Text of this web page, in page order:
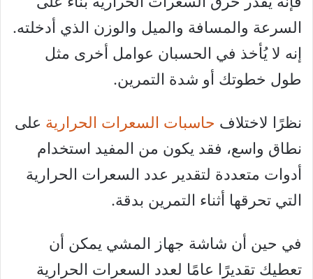
السرعة والمسافة والميل والوزن الذي أدخلته.
إنه لا يُأخذ في الحسبان عوامل أخرى مثل
طول خطوتك أو شدة التمرين.
نظرًا لاختلاف حاسبات السعرات الحرارية على
نطاق واسع، فقد يكون من المفيد استخدام
أدوات متعددة لتقدير عدد السعرات الحرارية
التي تحرقها أثناء التمرين بدقة.
في حين أن شاشة جهاز المشي يمكن أن
تعطيك تقديرًا عامًا لعدد السعرات الحرارية